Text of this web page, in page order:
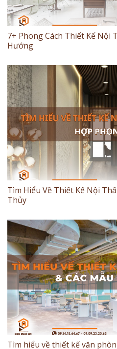
7+ Phong Cách Thiết Kế Nội
Hướng
Tìm Hiểu Về Thiết Kế Nội
Thủy
Tìm hiểu về thiết kế văn